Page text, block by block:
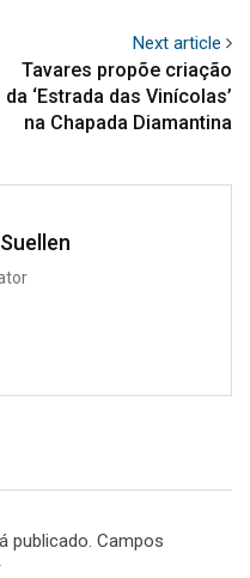
Next article
Tavares propõe criação
da ‘Estrada das Vinícolas’
na Chapada Diamantina
publicado. Campos